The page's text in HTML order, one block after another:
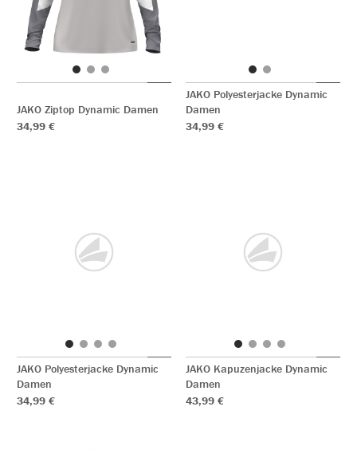
JAKO Ziptop Dynamic Damen
34,99 €
JAKO Polyesterjacke Dynamic
Damen
34,99 €
JAKO Polyesterjacke Dynamic
Damen
34,99 €
JAKO Kapuzenjacke Dynamic
Damen
43,99 €